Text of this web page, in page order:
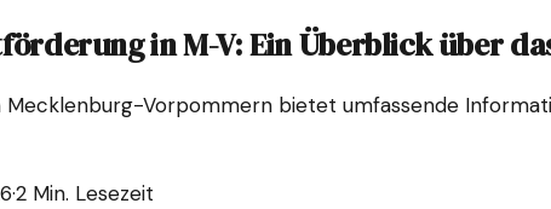
in M-V: Ein Überblick über
Mecklenburg-Vorpommern bietet umfassende
·2 Min. Lesezeit